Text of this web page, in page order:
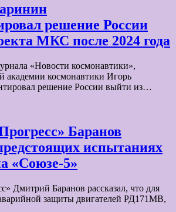
решение России
МКС после 2024 года
«Новости космонавтики»,
академии космонавтики Игорь
решение России выйти из…
Баранов
испытаниях
«Союзе-5»
Дмитрий Баранов рассказал, что для
защиты двигателей РД171МВ,